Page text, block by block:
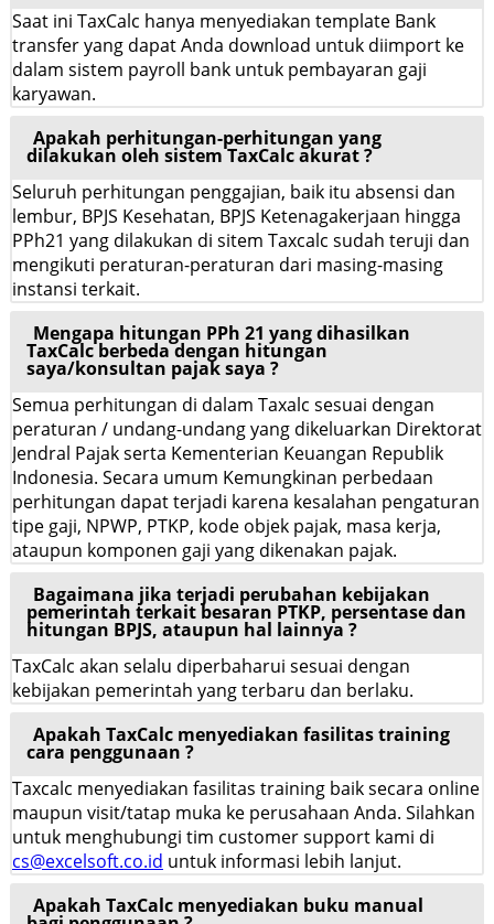
Saat ini TaxCalc hanya menyediakan template Bank
transfer yang dapat Anda download untuk diimport ke
dalam sistem payroll bank untuk pembayaran gaji
karyawan.
Apakah perhitungan-perhitungan yang
dilakukan oleh sistem TaxCalc akurat ?
Seluruh perhitungan penggajian, baik itu absensi dan
lembur, BPJS Kesehatan, BPJS Ketenagakerjaan hingga
PPh21 yang dilakukan di sitem Taxcalc sudah teruji dan
mengikuti peraturan-peraturan dari masing-masing
instansi terkait.
Mengapa hitungan PPh 21 yang dihasilkan
TaxCalc berbeda dengan hitungan
saya/konsultan pajak saya ?
Semua perhitungan di dalam Taxalc sesuai dengan
peraturan / undang-undang yang dikeluarkan Direktorat
Jendral Pajak serta Kementerian Keuangan Republik
Indonesia. Secara umum Kemungkinan perbedaan
perhitungan dapat terjadi karena kesalahan pengaturan
tipe gaji, NPWP, PTKP, kode objek pajak, masa kerja,
ataupun komponen gaji yang dikenakan pajak.
Bagaimana jika terjadi perubahan kebijakan
pemerintah terkait besaran PTKP, persentase dan
hitungan BPJS, ataupun hal lainnya ?
TaxCalc akan selalu diperbaharui sesuai dengan
kebijakan pemerintah yang terbaru dan berlaku.
Apakah TaxCalc menyediakan fasilitas training
cara penggunaan ?
Taxcalc menyediakan fasilitas training baik secara online
maupun visit/tatap muka ke perusahaan Anda. Silahkan
untuk menghubungi tim customer support kami di
cs@excelsoft.co.id untuk informasi lebih lanjut.
Apakah TaxCalc menyediakan buku manual